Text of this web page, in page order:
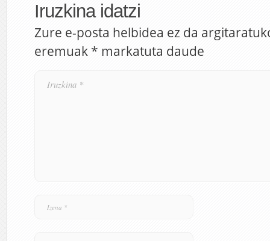
Iruzkina idatzi
Zure e-posta helbidea ez da
eremuak * markatuta daude